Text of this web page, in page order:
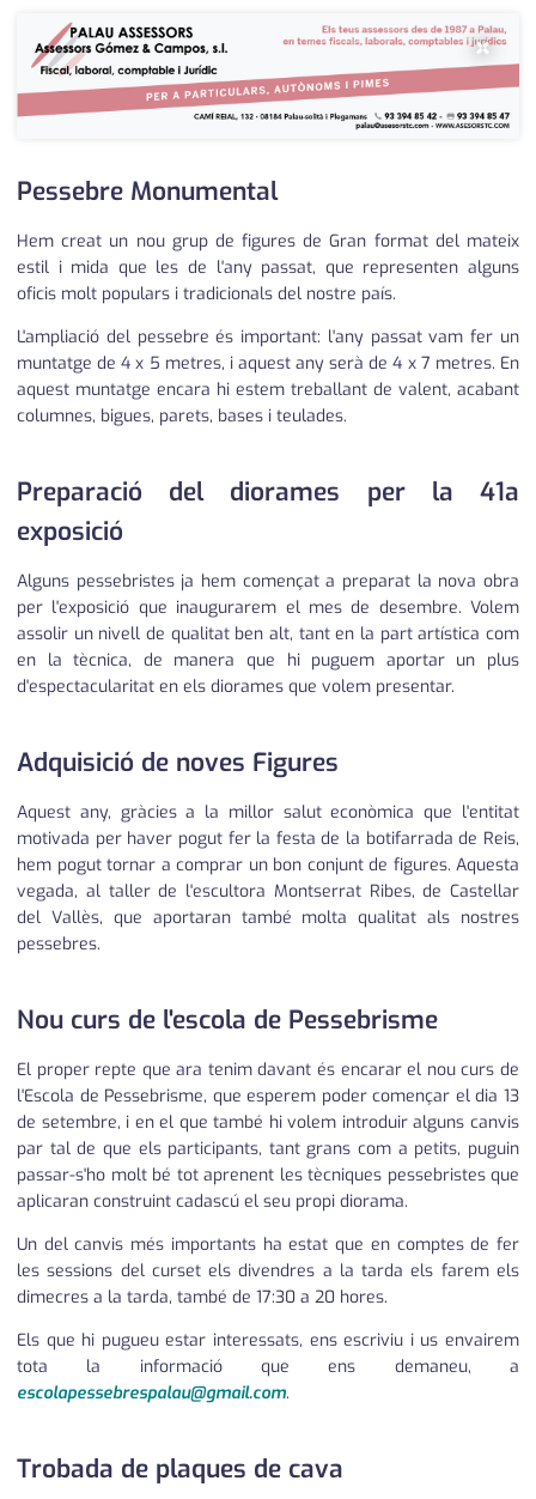
×
Pessebre Monumental
Hem creat un nou grup de figures de Gran format del mateix
estil i mida que les de l'any passat, que representen alguns
oficis molt populars i tradicionals del nostre país.
L'ampliació del pessebre és important: l'any passat vam fer un
muntatge de 4 x 5 metres, i aquest any serà de 4 x 7 metres. En
aquest muntatge encara hi estem treballant de valent, acabant
columnes, bigues, parets, bases i teulades.
Preparació del diorames per la 41a
exposició
Alguns pessebristes ja hem començat a preparat la nova obra
per l'exposició que inaugurarem el mes de desembre. Volem
assolir un nivell de qualitat ben alt, tant en la part artística com
en la tècnica, de manera que hi puguem aportar un plus
d'espectacularitat en els diorames que volem presentar.
Adquisició de noves Figures
Aquest any, gràcies a la millor salut econòmica que l'entitat
motivada per haver pogut fer la festa de la botifarrada de Reis,
hem pogut tornar a comprar un bon conjunt de figures. Aquesta
vegada, al taller de l'escultora Montserrat Ribes, de Castellar
del Vallès, que aportaran també molta qualitat als nostres
pessebres.
Nou curs de l'escola de Pessebrisme
El proper repte que ara tenim davant és encarar el nou curs de
l'Escola de Pessebrisme, que esperem poder començar el dia 13
de setembre, i en el que també hi volem introduir alguns canvis
par tal de que els participants, tant grans com a petits, puguin
passar-s'ho molt bé tot aprenent les tècniques pessebristes que
aplicaran construint cadascú el seu propi diorama.
Un del canvis més importants ha estat que en comptes de fer
les sessions del curset els divendres a la tarda els farem els
dimecres a la tarda, també de 17:30 a 20 hores.
Els que hi pugueu estar interessats, ens escriviu i us envairem
tota la informació que ens demaneu, a
escolapessebrespalau@gmail.com.
Trobada de plaques de cava